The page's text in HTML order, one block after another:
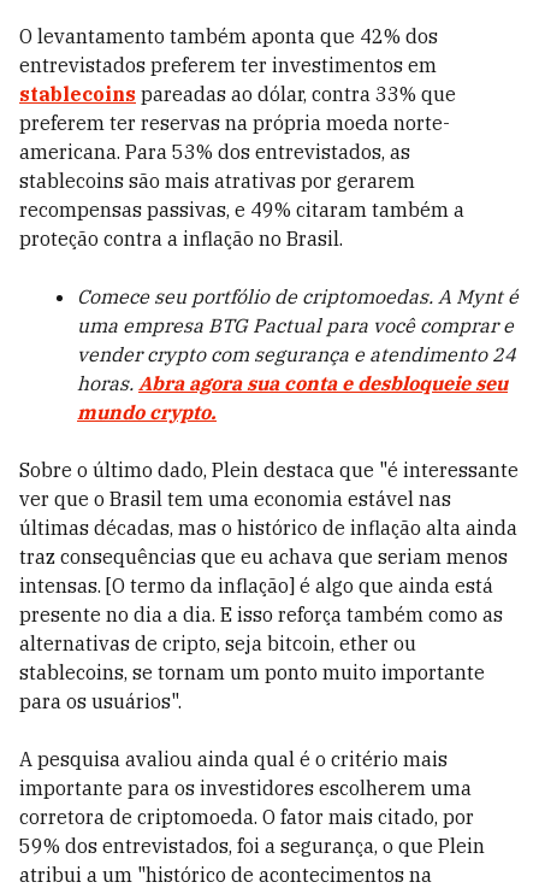
O levantamento também aponta que 42% dos
entrevistados preferem ter investimentos em
stablecoins pareadas ao dólar, contra 33% que
preferem ter reservas na própria moeda norte-
americana. Para 53% dos entrevistados, as
stablecoins são mais atrativas por gerarem
recompensas passivas, e 49% citaram também a
proteção contra a inflação no Brasil.
Comece seu portfólio de criptomoedas. A Mynt é
uma empresa BTG Pactual para você comprar e
vender crypto com segurança e atendimento 24
horas. Abra agora sua conta e desbloqueie seu
mundo crypto.
Sobre o último dado, Plein destaca que "é interessante
ver que o Brasil tem uma economia estável nas
últimas décadas, mas o histórico de inflação alta ainda
traz consequências que eu achava que seriam menos
intensas. [O termo da inflação] é algo que ainda está
presente no dia a dia. E isso reforça também como as
alternativas de cripto, seja bitcoin, ether ou
stablecoins, se tornam um ponto muito importante
para os usuários".
A pesquisa avaliou ainda qual é o critério mais
importante para os investidores escolherem uma
corretora de criptomoeda. O fator mais citado, por
59% dos entrevistados, foi a segurança, o que Plein
atribui a um "histórico de acontecimentos na